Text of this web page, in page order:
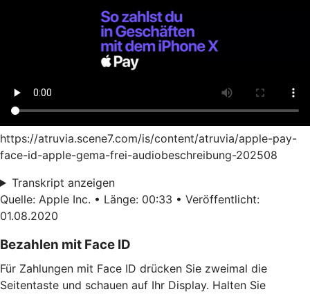
https://atruvia.scene7.com/is/content/atruvia/apple-pay-
face-id-apple-gema-frei-audiobeschreibung-202508
Transkript anzeigen
Quelle: Apple Inc. • Länge: 00:33 • Veröffentlicht:
01.08.2020
Bezahlen mit Face ID
Für Zahlungen mit Face ID drücken Sie zweimal die
Seitentaste und schauen auf Ihr Display. Halten Sie